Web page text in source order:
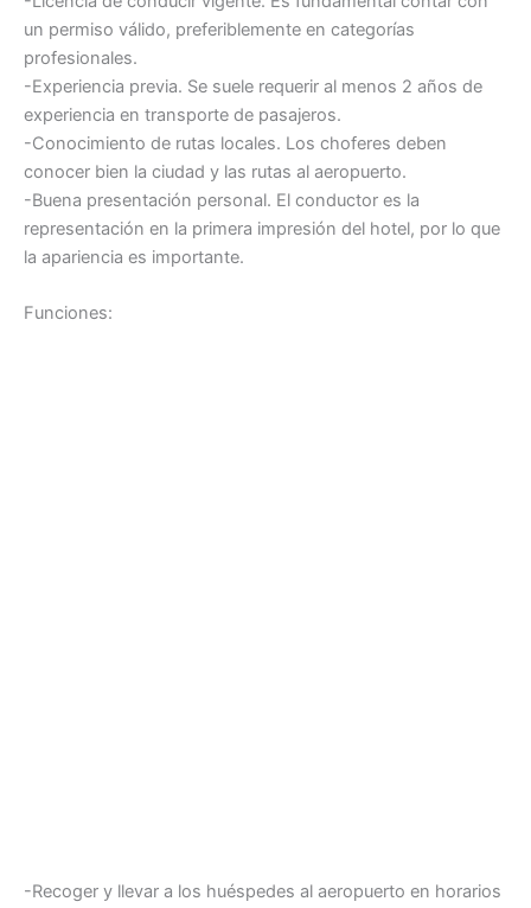
un permiso válido, preferiblemente en categorías
profesionales.
-Experiencia previa. Se suele requerir al menos 2 años de
experiencia en transporte de pasajeros.
-Conocimiento de rutas locales. Los choferes deben
conocer bien la ciudad y las rutas al aeropuerto.
-Buena presentación personal. El conductor es la
representación en la primera impresión del hotel, por lo que
la apariencia es importante.
Funciones:
-Recoger y llevar a los huéspedes al aeropuerto en horarios